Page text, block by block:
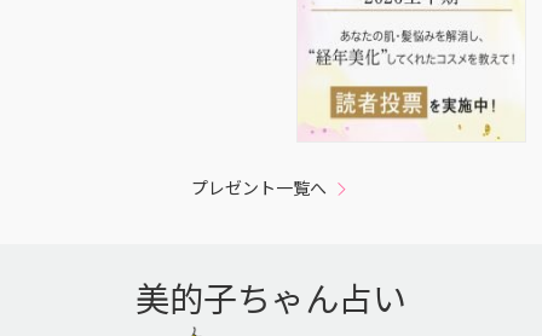
プレゼント一覧へ
美的子ちゃん占い